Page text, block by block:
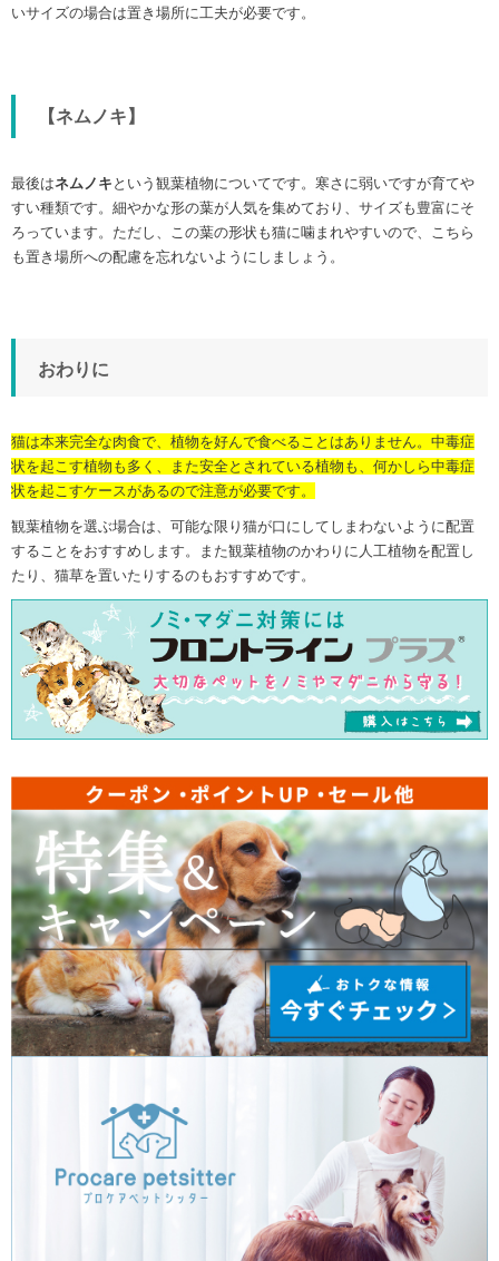
いサイズの場合は置き場所に工夫が必要です。
【ネムノキ】
最後はネムノキ という観葉植物についてです。寒さに弱いですが育てや
すい種類です。細やかな形の葉が人気を集めており、サイズも豊富にそ
ろっています。ただし、この葉の形状も猫に噛まれやすいので、こちら
も置き場所への配慮を忘れないようにしましょう。
おわりに
猫は本来完全な肉食で、植物を好んで食べることはありません。中毒症
状を起こす植物も多く、また安全とされている植物も、何かしら中毒症
状を起こすケースがあるので注意が必要です。
観葉植物を選ぶ場合は、可能な限り猫が口にしてしまわないように配置
することをおすすめします。また観葉植物のかわりに人工植物を配置し
たり、猫草を置いたりするのもおすすめです。